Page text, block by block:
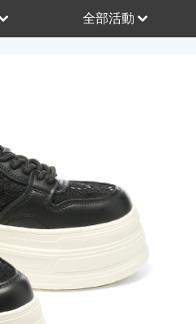
全部活動